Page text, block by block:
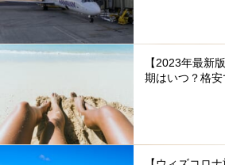
【2023年最新
期はいつ？格安